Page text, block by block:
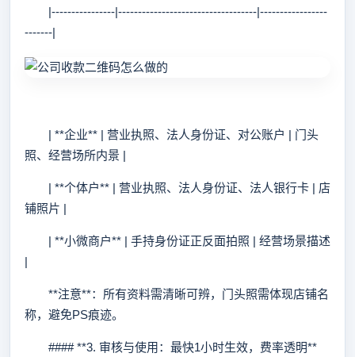
|----------------|-----------------------------------|-----------------
-------|
| **企业** | 营业执照、法人身份证、对公账户 | 门头
照、经营场所内景 |
| **个体户** | 营业执照、法人身份证、法人银行卡 | 店
铺照片 |
| **小微商户** | 手持身份证正反面拍照 | 经营场景描述
|
**注意**：所有资料需清晰可辨，门头照需体现店铺名
称，避免PS痕迹。
#### **3. 审核与使用：最快1小时生效，费率透明**